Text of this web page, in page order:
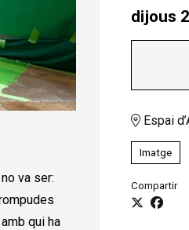
dijous
Espai
Imatge
Compartir
va ser:
qui ha